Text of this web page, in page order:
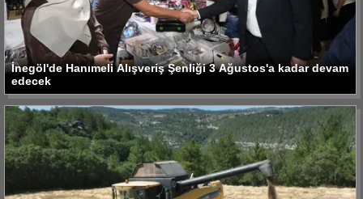
İnegöl'de Hanımeli Alışveriş Şenliği 3 Ağustos'a kadar devam
edecek